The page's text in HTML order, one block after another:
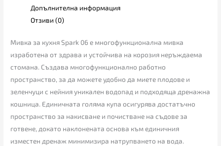
Допълнителна информация
Отзиви (0)
Мивка за кухня Spark 06 e многофункционална мивка
изработена от здрава и устойчива на корозия неръждаема
стомана. Създава многофункционално работно
пространство, за да можете удобно да миете плодове и
зеленчуци с нейния уникален водопад и подходяща дренажна
кошница. Единичната голяма купа осигурява достатъчно
пространство за накисване и почистване на съдове за
готвене, докато наклонената основа към единичния
изместен дренаж минимизира натрупването на вода.